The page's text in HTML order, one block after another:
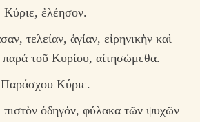
Κύριε, ἐλέησον.
τελείαν, ἁγίαν, εἰρηνικὴν καὶ
παρά τοῦ Κυρίου, αἰτησώμεθα.
Παράσχου Κύριε.
πιστὸν ὁδηγόν, φύλακα τῶν ψυχῶν